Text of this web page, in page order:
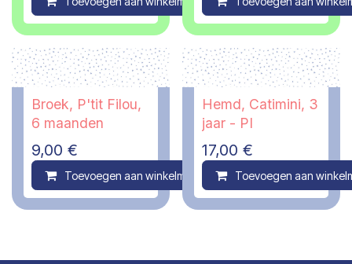
Broek, P'tit Filou,
6 maanden
9,00 €
Toevoegen aan winkelmandje Compare
Hemd, Catimini, 3
jaar - PI
17,00 €
Toevoegen aan